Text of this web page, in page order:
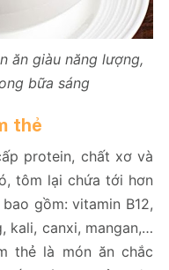
ăn giàu năng lượng,
bữa sáng
thẻ
protein, chất xơ và
tôm lại chứa tới hơn
gồm: vitamin B12,
kali, canxi, mangan,…
thẻ là món ăn chắc